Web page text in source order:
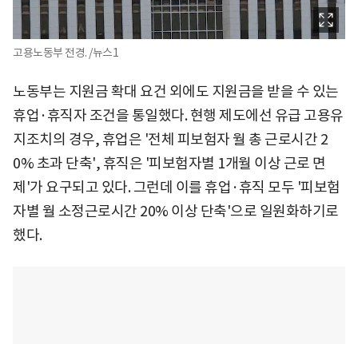
고용노동부 전경. /뉴스1
노동부는 지원금 확대 요건 외에도 지원금을 받을 수 있는
휴업·휴직자 조건을 통일했다. 현행 제도에선 유급 고용유
지조치의 경우, 휴업은 '전체 피보험자 월 총 근로시간 2
0% 초과 단축', 휴직은 '피보험자별 1개월 이상 근로 면
제'가 요구되고 있다. 그런데 이를 휴업·휴직 모두 '피보험
자별 월 소정근로시간 20% 이상 단축'으로 일원화하기로
했다.